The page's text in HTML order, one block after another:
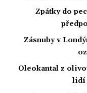
Zpátky do
Zásnuby v
Oleokantal z
lidí